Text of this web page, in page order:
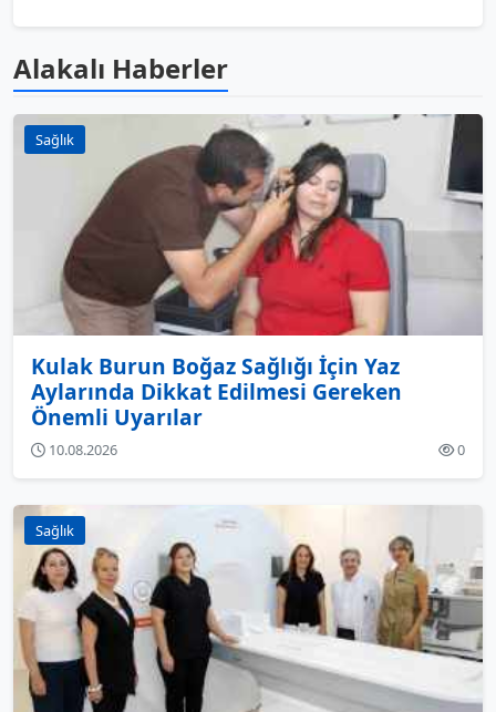
Alakalı Haberler
Sağlık
Kulak Burun Boğaz Sağlığı İçin Yaz
Aylarında Dikkat Edilmesi Gereken
Önemli Uyarılar
10.08.2026 0
Sağlık